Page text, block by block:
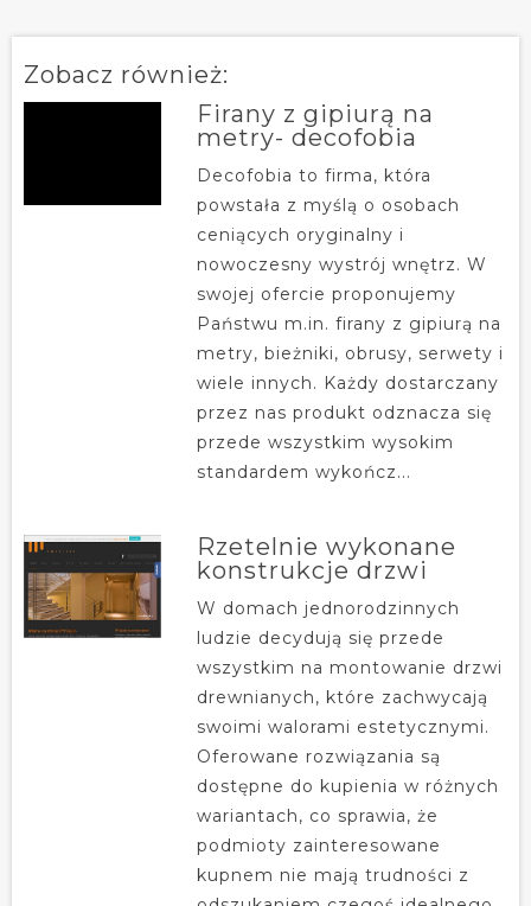
Zobacz również:
Firany z gipiurą na
metry- decofobia
Decofobia to firma, która
powstała z myślą o osobach
ceniących oryginalny i
nowoczesny wystrój wnętrz. W
swojej ofercie proponujemy
Państwu m.in. firany z gipiurą na
metry, bieżniki, obrusy, serwety i
wiele innych. Każdy dostarczany
przez nas produkt odznacza się
przede wszystkim wysokim
standardem wykończ...
Rzetelnie wykonane
konstrukcje drzwi
W domach jednorodzinnych
ludzie decydują się przede
wszystkim na montowanie drzwi
drewnianych, które zachwycają
swoimi walorami estetycznymi.
Oferowane rozwiązania są
dostępne do kupienia w różnych
wariantach, co sprawia, że
podmioty zainteresowane
kupnem nie mają trudności z